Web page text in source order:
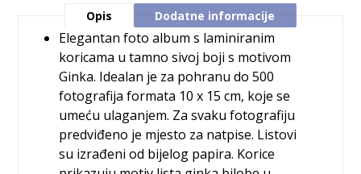
Opis Dodatne informacije
Elegantan foto album s laminiranim
koricama u tamno sivoj boji s motivom
Ginka. Idealan je za pohranu do 500
fotografija formata 10 x 15 cm, koje se
umeću ulaganjem. Za svaku fotografiju
predviđeno je mjesto za natpise. Listovi
su izrađeni od bijelog papira. Korice